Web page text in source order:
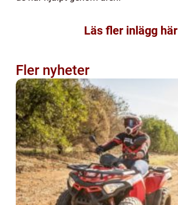
Läs fler inlägg här
Fler nyheter